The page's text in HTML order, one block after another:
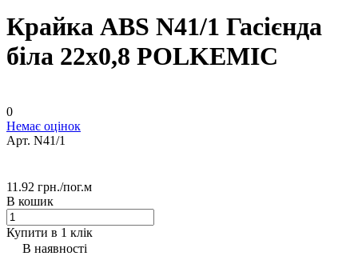
Крайка ABS N41/1 Гасієнда
біла 22х0,8 POLKEMIC
0
Немає оцінок
Арт. N41/1
11.92 грн./пог.м
В кошик
Купити в 1 клік
В наявності